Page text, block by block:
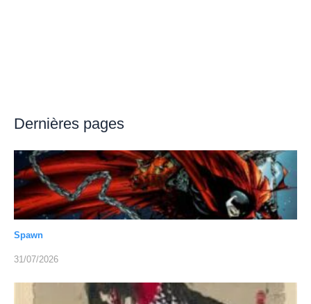
Dernières pages
Spawn
31/07/2026